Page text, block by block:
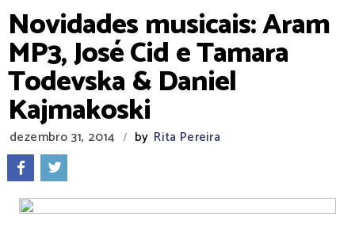
Novidades musicais: Aram
MP3, José Cid e Tamara
Todevska & Daniel
Kajmakoski
dezembro 31, 2014 / by Rita Pereira